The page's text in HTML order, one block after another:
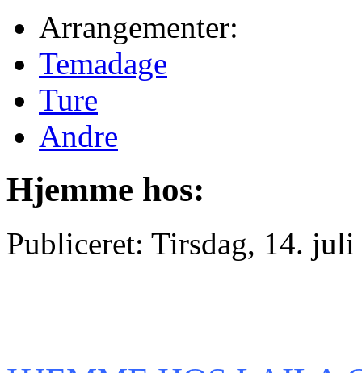
Arrangementer:
Temadage
Ture
Andre
Hjemme hos:
Publiceret: Tirsdag, 14.